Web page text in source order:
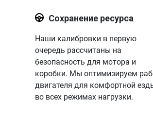
Сохранение ресурса
Наши калибровки в первую
очередь рассчитаны на
безопасность для мотора и
коробки. Мы оптимизируем
двигателя для комфортной
во всех режимах нагрузки.